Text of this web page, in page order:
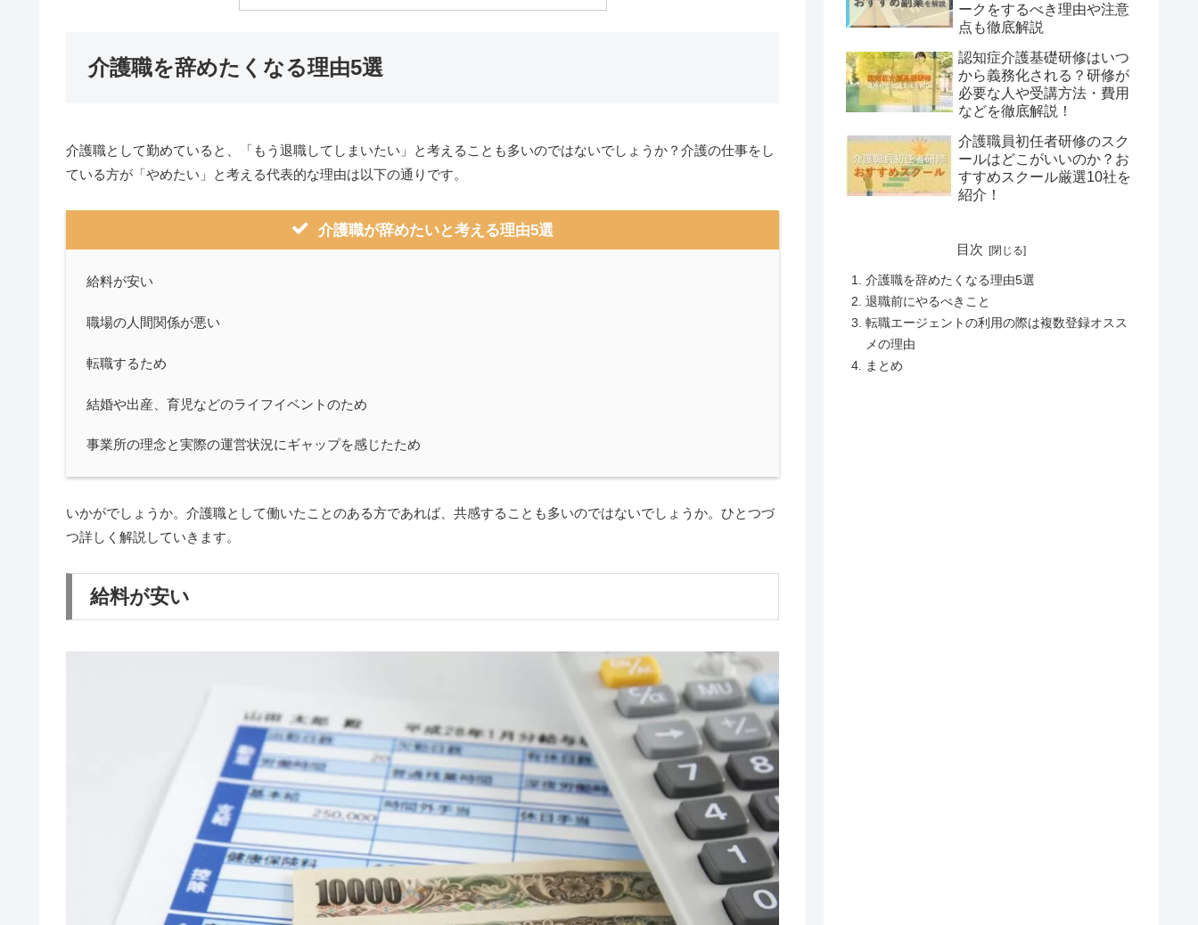
介護職を辞めたくなる理由5選
介護職として勤めていると、「もう退職してしまいたい」と考えることも多いのではないでしょうか？介護の仕事をし
ている方が「やめたい」と考える代表的な理由は以下の通りです。
介護職が辞めたいと考える理由5選
給料が安い
職場の人間関係が悪い
転職するため
結婚や出産、育児などのライフイベントのため
事業所の理念と実際の運営状況にギャップを感じたため
いかがでしょうか。介護職として働いたことのある方であれば、共感することも多いのではないでしょうか。ひとつづ
つ詳しく解説していきます。
給料が安い
ークをするべき理由や注意
点も徹底解説
認知症介護基礎研修はいつ
から義務化される？研修が
必要な人や受講方法・費用
などを徹底解説！
介護職員初任者研修のスク
ールはどこがいいのか？お
すすめスクール厳選10社を
紹介！
目次
介護職を辞めたくなる理由5選
退職前にやるべきこと
転職エージェントの利用の際は複数登録オスス
メの理由
まとめ